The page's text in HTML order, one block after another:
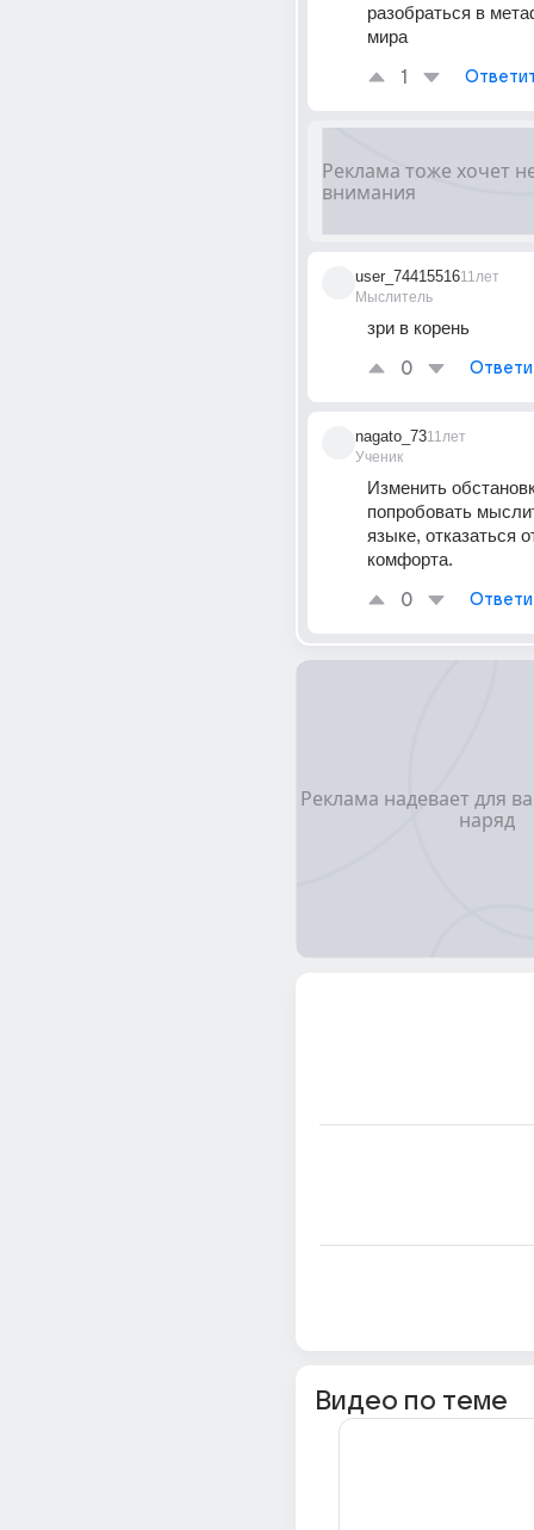
разобраться в
мира
1
user_74415516
Мыслитель
11лет
зри в корень
0
nagato_73
Ученик
11лет
Изменить
попробовать
языке, отказаться
комфорта.
0
Видео по теме